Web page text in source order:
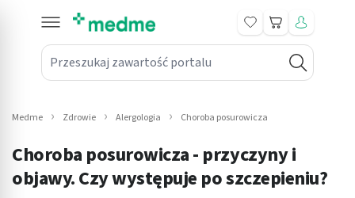
Przeszukaj zawartość portalu
Koszyk
submenu: Leki na receptę
submenu: Mama i dziecko
Medme Zdrowie Alergologia Choroba posurowicza
Choroba posurowicza - przyczyny i
objawy. Czy występuje po szczepieniu?